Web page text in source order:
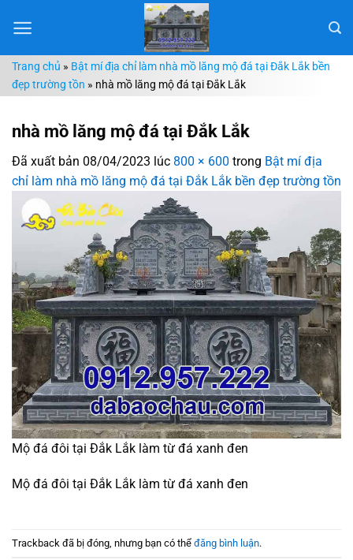
đến
dungTrang chủ » Bật mí địa chỉ làm nhà mồ lăng mộ đá tại Đắk Lắk bền
đẹp trường tồn » nhà mồ lăng mộ đá tại Đắk Lắk
nhà mồ lăng mộ đá tại Đắk Lắk
Đã xuất bản 08/04/2023 lúc 800 × 600 trong Bật mí địa
chỉ làm nhà mồ lăng mộ đá tại Đắk Lắk bền đẹp trường tồn
Mộ đá đôi tại Đắk Lắk làm từ đá xanh đen
Mộ đá đôi tại Đắk Lắk làm từ đá xanh đen
Trackback đã bị đóng, nhưng bạn có thể đăng bình luận.